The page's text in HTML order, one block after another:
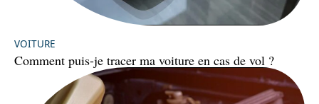
VOITURE
Comment puis-je tracer ma voiture en cas de vol ?